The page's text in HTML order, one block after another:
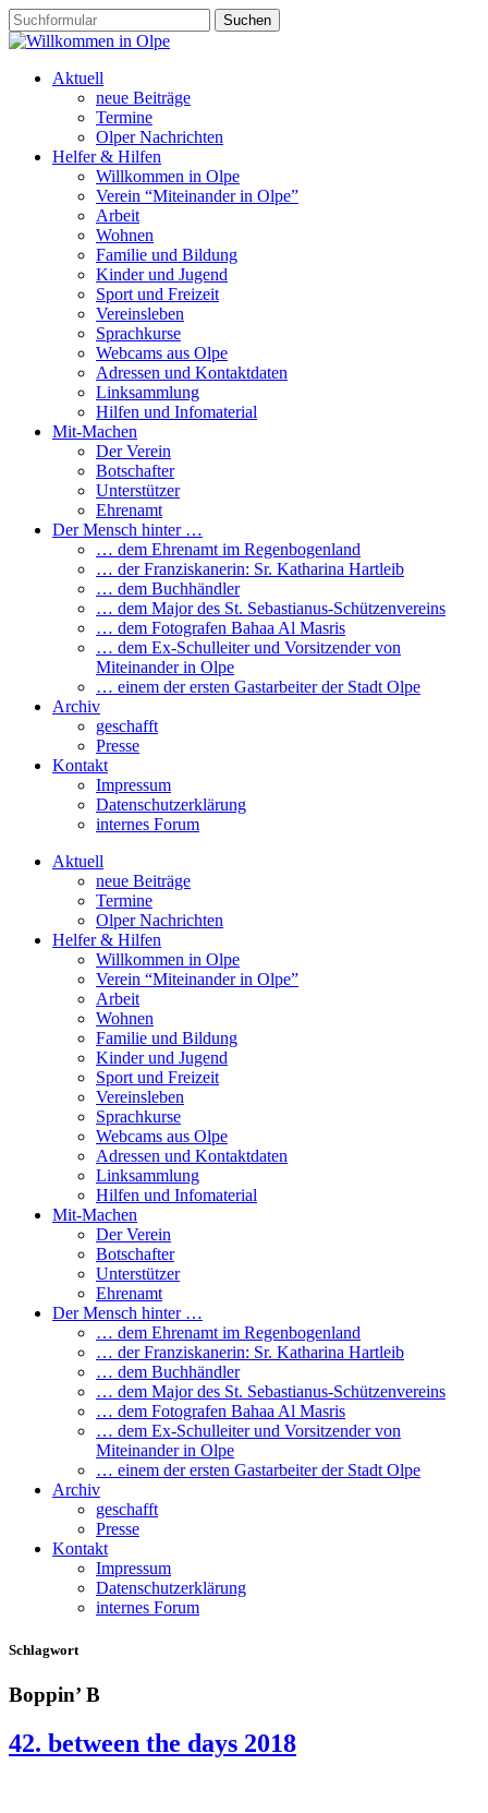
Aktuell
neue Beiträge
Termine
Olper Nachrichten
Helfer & Hilfen
Willkommen in Olpe
Verein “Miteinander in Olpe”
Arbeit
Wohnen
Familie und Bildung
Kinder und Jugend
Sport und Freizeit
Vereinsleben
Sprachkurse
Webcams aus Olpe
Adressen und Kontaktdaten
Linksammlung
Hilfen und Infomaterial
Mit-Machen
Der Verein
Botschafter
Unterstützer
Ehrenamt
Der Mensch hinter …
… dem Ehrenamt im Regenbogenland
… der Franziskanerin: Sr. Katharina Hartleib
… dem Buchhändler
… dem Major des St. Sebastianus-Schützenvereins
… dem Fotografen Bahaa Al Masris
… dem Ex-Schulleiter und Vorsitzender von
Miteinander in Olpe
… einem der ersten Gastarbeiter der Stadt Olpe
Archiv
geschafft
Presse
Kontakt
Impressum
Datenschutzerklärung
internes Forum
Aktuell
neue Beiträge
Termine
Olper Nachrichten
Helfer & Hilfen
Willkommen in Olpe
Verein “Miteinander in Olpe”
Arbeit
Wohnen
Familie und Bildung
Kinder und Jugend
Sport und Freizeit
Vereinsleben
Sprachkurse
Webcams aus Olpe
Adressen und Kontaktdaten
Linksammlung
Hilfen und Infomaterial
Mit-Machen
Der Verein
Botschafter
Unterstützer
Ehrenamt
Der Mensch hinter …
… dem Ehrenamt im Regenbogenland
… der Franziskanerin: Sr. Katharina Hartleib
… dem Buchhändler
… dem Major des St. Sebastianus-Schützenvereins
… dem Fotografen Bahaa Al Masris
… dem Ex-Schulleiter und Vorsitzender von
Miteinander in Olpe
… einem der ersten Gastarbeiter der Stadt Olpe
Archiv
geschafft
Presse
Kontakt
Impressum
Datenschutzerklärung
internes Forum
Schlagwort
Boppin’ B
42. between the days 2018